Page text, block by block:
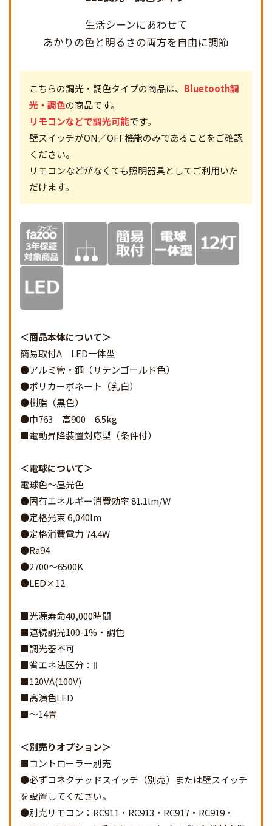
生活シーンにあわせて
あかりの色と明るさの両方を自由に調節
こちらの調光・調色タイプの商品は、 Bluetooth調
光・調色の商品です。
リモコンなどで調光可能です。
壁スイッチがON／OFF機能のみであることをご確認
ください。
リモコンなどがなくても照明器具としてご利用いた
だけます。
商品本体について
簡易取付A LED一体型
●アルミ管・鋼（サテンゴールド色）
●ポリカーボネート（乳白）
●樹脂（黒色）
●巾763 高900 6.5kg
■電動昇降装置対応型（条件付）
電球について
電球色～昼光色
●固有エネルギー消費効率 81.1lm/W
●定格光束 6,040lm
●定格消費電力 74.4W
●Ra94
●2700～6500K
●LED×12
■光源寿命40,000時間
■連続調光100-1%・調色
■調光器不可
■省エネ法区分：Ⅱ
■120VA(100V)
■高演色LED
■～14畳
別売りオプション
■コントローラー別売
●必ずコネクテッドスイッチ（別売）または壁スイッチ
を設置してください。
●別売リモコン：RC911・RC913・RC917・RC919・